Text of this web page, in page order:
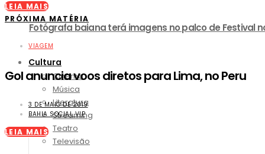
Fotógrafa baiana terá imagens no palco de Festival
Cultura
Cinema
Música
Literatura
Streaming
Teatro
Televisão
LEIA MAIS
PRÓXIMA MATÉRIA
VIAGEM
Gol anuncia voos diretos para Lima, no Peru
3 DE MAIO DE 2019
BAHIA SOCIAL VIP
LEIA MAIS